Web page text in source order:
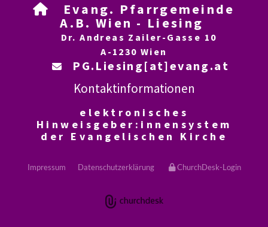

Evang. Pfarrgemeinde
A.B. Wien - Liesing
Dr. Andreas Zailer-Gasse 10
A-1230 Wien
 PG.Liesing[at]evang.at
Kontaktinformationen
elektronisches
Hinweisgeber:innensystem
der Evangelischen Kirche
Impressum Datenschutzerklärung ChurchDesk-Login